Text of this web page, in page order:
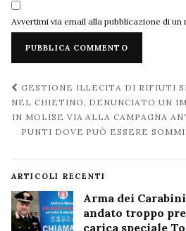
Avvertimi via email alla pubblicazione di
Navigazione
post
GESTIONE ILLECITA DI RIFIUTI
NEL CHIETINO, DENUNCIATO UN
IN MOLISE VIA ALLA CAMPAGNA
PUNTI DOVE PUÒ ESSERE
ARTICOLI RECENTI
Arma dei
andato troppo
carica speciale